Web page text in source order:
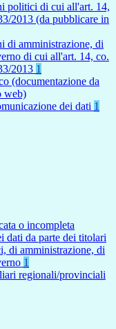
politici di cui all'art. 14,
2013 (da pubblicare in
di amministrazione, di
di cui all'art. 14, co.
2013 1
(documentazione da
web)
dei dati 1
o incompleta
dati da parte dei titolari
di amministrazione, di
1
regionali/provinciali